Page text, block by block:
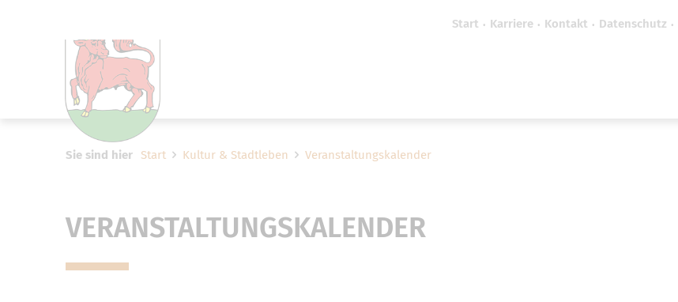
Start Karriere Kontakt Datenschutz
Sie sind hier Start Kultur & Stadtleben Veranstaltungskalender
VERANSTALTUNGSKALENDER